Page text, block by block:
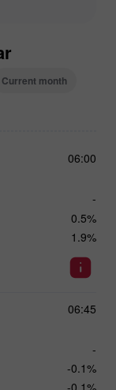
Current month
06:00
-
0.5%
1.9%
06:45
-
-0.1%